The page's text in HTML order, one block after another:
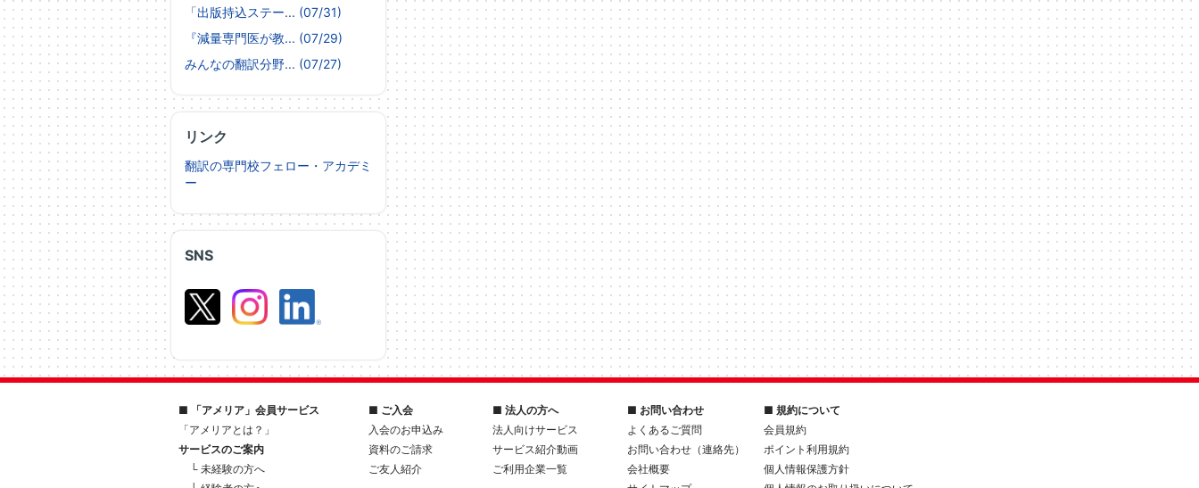
SNS
「出版持込ステー... (07/31)
『減量専門医が教... (07/29)
みんなの翻訳分野... (07/27)
リンク
翻訳の専門校フェロー・アカデミ
ー
■ 「アメリア」会員サービス
「アメリアとは？」
サービスのご案内
└ 未経験の方へ
■ ご入会
入会のお申込み
資料のご請求
ご友人紹介
■ 法人の方へ
法人向けサービス
サービス紹介動画
ご利用企業一覧
■ お問い合わせ
よくあるご質問
お問い合わせ（連絡先）
会社概要
■ 規約について
会員規約
ポイント利用規約
個人情報保護方針